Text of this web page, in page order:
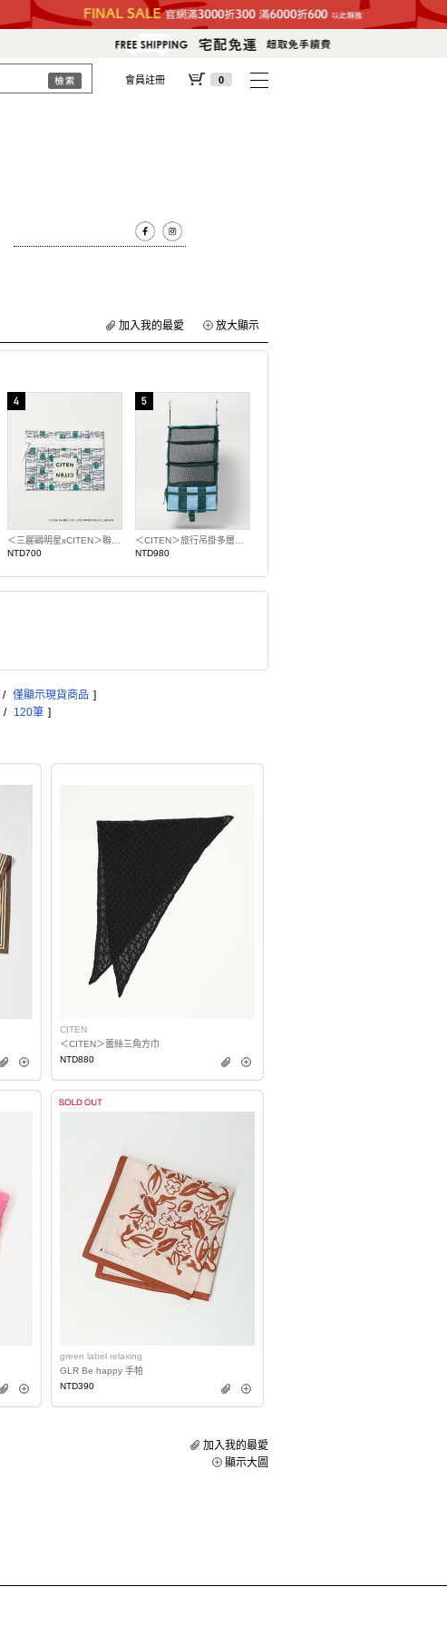
會員註冊 0
放大顯示
加入我的最愛
NTD700
NTD980
/ 僅顯示現貨商品 ]
/ 120筆 ]
CITEN
＜CITEN＞蕾絲三角方巾
NTD880
green label relaxing
GLR Be happy 手帕
NTD390
加入我的最愛
顯示大圖